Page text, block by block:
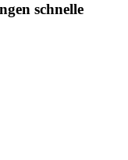
schnelle